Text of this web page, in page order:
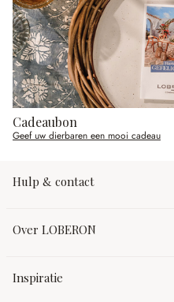
Cadeaubon
Geef uw dierbaren een mooi cadeau
Hulp & contact
Over LOBERON
Inspiratie